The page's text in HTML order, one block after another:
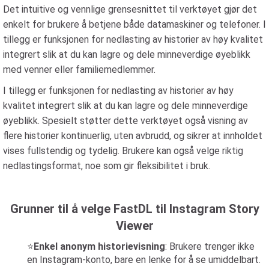
Det intuitive og vennlige grensesnittet til verktøyet gjør det
enkelt for brukere å betjene både datamaskiner og telefoner. I
tillegg er funksjonen for nedlasting av historier av høy kvalitet
integrert slik at du kan lagre og dele minneverdige øyeblikk
med venner eller familiemedlemmer.
I tillegg er funksjonen for nedlasting av historier av høy
kvalitet integrert slik at du kan lagre og dele minneverdige
øyeblikk. Spesielt støtter dette verktøyet også visning av
flere historier kontinuerlig, uten avbrudd, og sikrer at innholdet
vises fullstendig og tydelig. Brukere kan også velge riktig
nedlastingsformat, noe som gir fleksibilitet i bruk.
Grunner til å velge FastDL til Instagram Story
Viewer
⭐Enkel anonym historievisning: Brukere trenger ikke
en Instagram-konto, bare en lenke for å se umiddelbart.